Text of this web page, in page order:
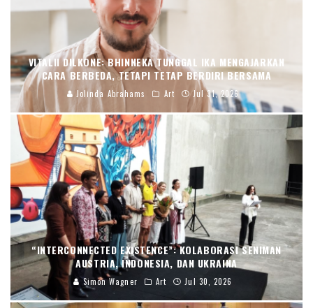
VITALII DILKONE: BHINNEKA TUNGGAL IKA MENGAJARKAN
CARA BERBEDA, TETAPI TETAP BERDIRI BERSAMA
Jolinda Abrahams Art Jul 31, 2026
“INTERCONNECTED EXISTENCE”: KOLABORASI SENIMAN
AUSTRIA, INDONESIA, DAN UKRAINA
Simon Wagner Art Jul 30, 2026